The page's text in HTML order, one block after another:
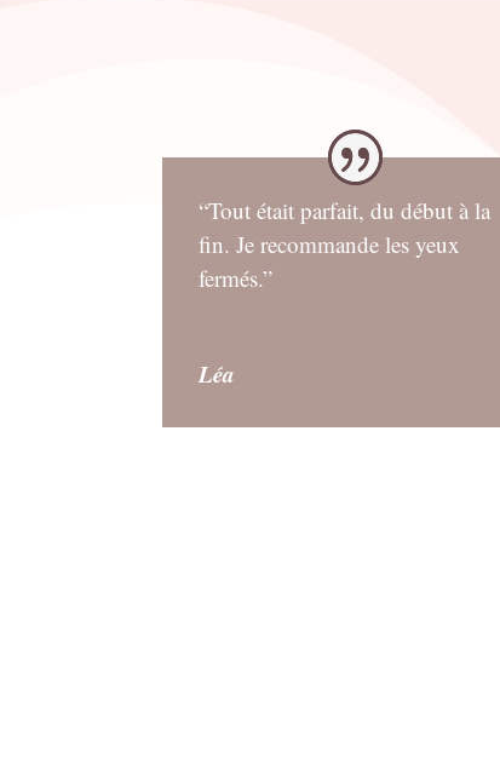
“Tout était parfait, du début à la
fin. Je recommande les yeux
fermés.”
Léa